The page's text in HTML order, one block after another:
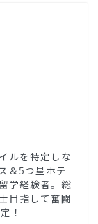
ルを特定しな
＆5つ星ホテ
学経験者。総
目指して奮闘
！